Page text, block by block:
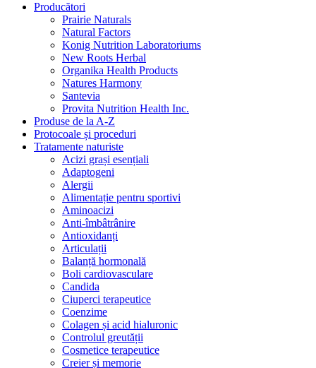
Producători
Prairie Naturals
Natural Factors
Konig Nutrition Laboratoriums
New Roots Herbal
Organika Health Products
Natures Harmony
Santevia
Provita Nutrition Health Inc.
Produse de la A-Z
Protocoale și proceduri
Tratamente naturiste
Acizi grași esențiali
Adaptogeni
Alergii
Alimentație pentru sportivi
Aminoacizi
Anti-îmbâtrânire
Antioxidanți
Articulații
Balanță hormonală
Boli cardiovasculare
Candida
Ciuperci terapeutice
Coenzime
Colagen și acid hialuronic
Controlul greutății
Cosmetice terapeutice
Creier și memorie